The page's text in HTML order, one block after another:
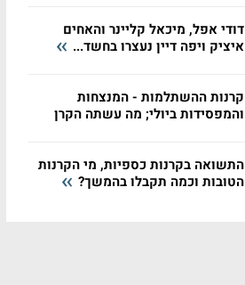
דודי אפל, מיכאל קליינר והאחים
איציק ויפה דיין נעצרו בחשד...
קרנות ההשתלמות - המנצחות
והמפסידות ביולי; מה עשתה הקרן
התשואה בקרנות כספיות, מי הקרנות
הטובות וכמה תקבלו בהמשך?